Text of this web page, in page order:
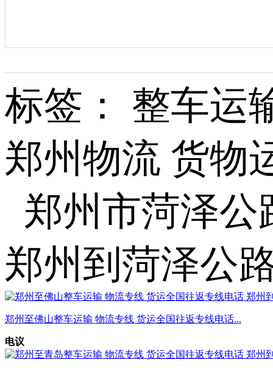
标签： 整车运
郑州物流 货物
郑州市菏泽
郑州到菏泽公
郑州至佛山整车运输 物流专线 货运全国往返专线电话...
电议